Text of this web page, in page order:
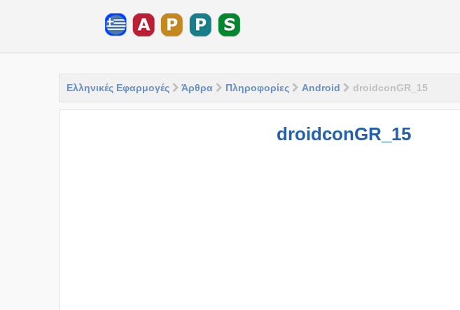
Ελληνικές Εφαρμογές Άρθρα Πληροφορίες Android droidconGR_15
droidconGR_15